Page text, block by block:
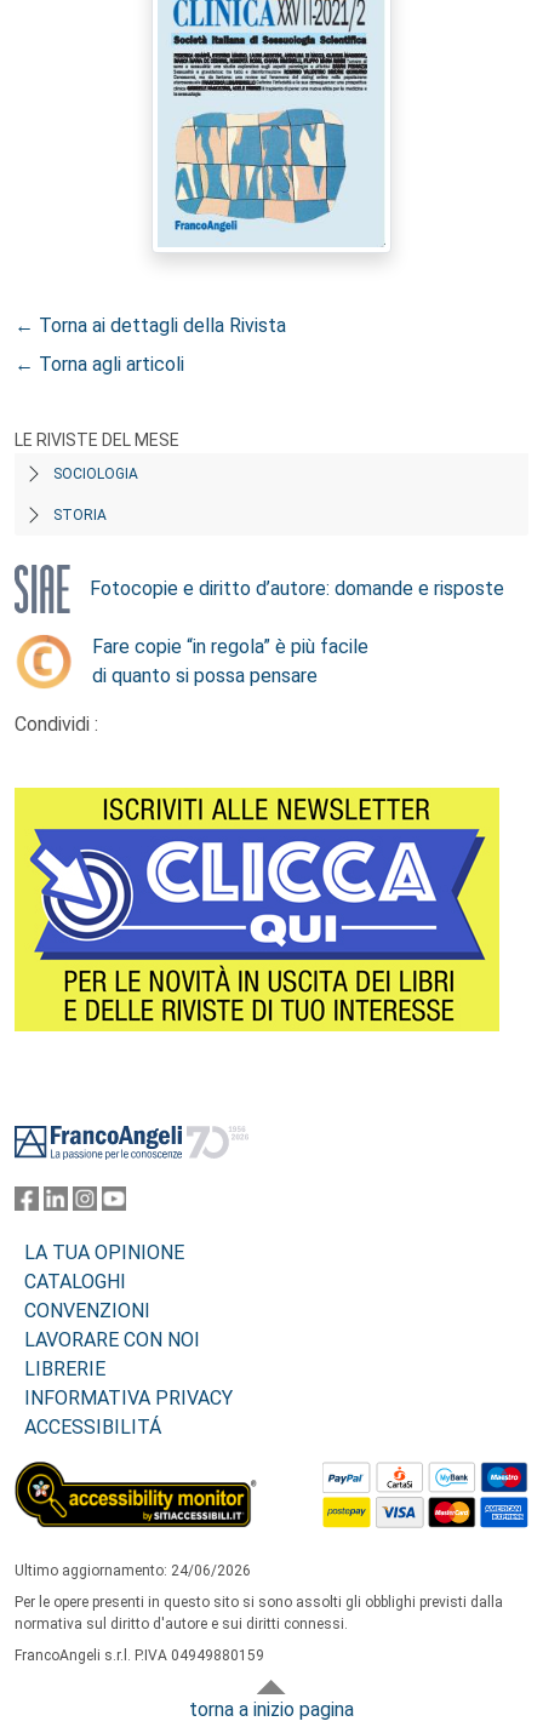
← Torna ai dettagli della Rivista
← Torna agli articoli
LE RIVISTE DEL MESE
SOCIOLOGIA
STORIA
Fotocopie e diritto d’autore: domande e risposte
Fare copie “in regola” è più facile
di quanto si possa pensare
Condividi :
LA TUA OPINIONE
CATALOGHI
CONVENZIONI
LAVORARE CON NOI
LIBRERIE
INFORMATIVA PRIVACY
ACCESSIBILITÁ
Ultimo aggiornamento: 24/06/2026
Per le opere presenti in questo sito si sono assolti gli obblighi previsti dalla
normativa sul diritto d'autore e sui diritti connessi.
FrancoAngeli s.r.l. P.IVA 04949880159
torna a inizio pagina